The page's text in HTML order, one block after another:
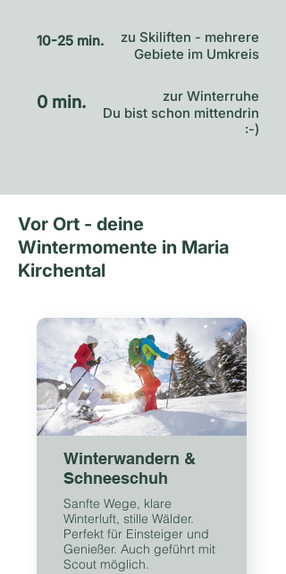
10-25 min.
zu Skiliften - mehrere
Gebiete im Umkreis
0 min.
zur Winterruhe
Du bist schon mittendrin
:-)
Vor Ort - deine
Wintermomente in Maria
Kirchental
Winterwandern &
Schneeschuh
Sanfte Wege, klare
Winterluft, stille Wälder.
Perfekt für Einsteiger und
Genießer. Auch geführt mit
Scout möglich.